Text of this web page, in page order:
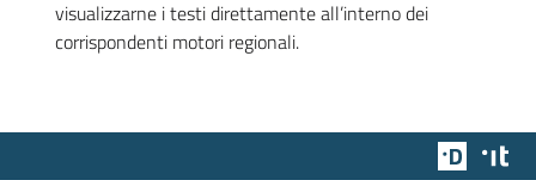
visualizzarne i testi direttamente all’interno dei
corrispondenti motori regionali.
Team